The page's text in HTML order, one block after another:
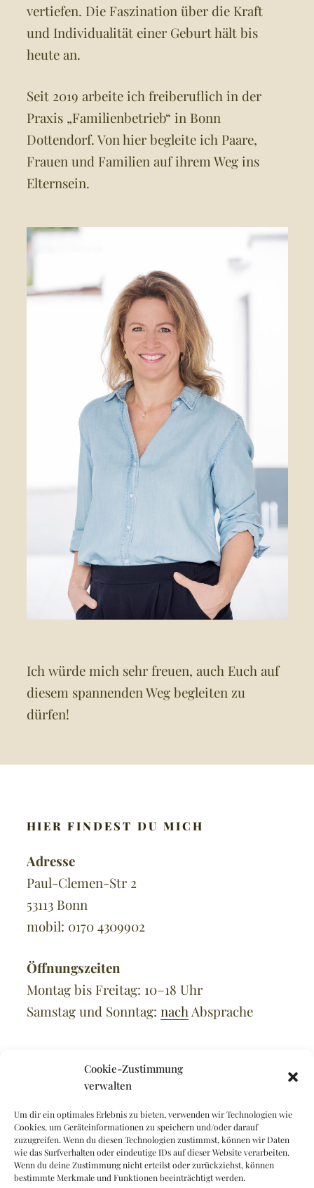
Cookie-Zustimmung
verwalten
Um dir ein optimales Erlebnis zu bieten, verwenden wir Technologien wie
Cookies, um Geräteinformationen zu speichern und/oder darauf
zuzugreifen. Wenn du diesen Technologien zustimmst, können wir Daten
wie das Surfverhalten oder eindeutige IDs auf dieser Website verarbeiten.
Wenn du deine Zustimmung nicht erteilst oder zurückziehst, können
bestimmte Merkmale und Funktionen beeinträchtigt werden.
vertiefen. Die Faszination über die Kraft
und Individualität einer Geburt hält bis
heute an.
Seit 2019 arbeite ich freiberuflich in der
Praxis „Familienbetrieb“ in Bonn
Dottendorf. Von hier begleite ich Paare,
Frauen und Familien auf ihrem Weg ins
Elternsein.
Ich würde mich sehr freuen, auch Euch auf
diesem spannenden Weg begleiten zu
dürfen!
HIER FINDEST DU MICH
Adresse
Paul-Clemen-Str 2
53113 Bonn
mobil: 0170 4309902‬
Öffnungszeiten
Montag bis Freitag: 10–18 Uhr
Samstag und Sonntag: nachAbsprache
INFORMATIONEN
Impressum
Datenschutzerklärung
Cookie-Richtlinien – EU